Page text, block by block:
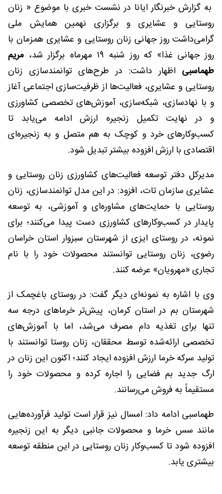
به گزارش خبرنگار ایانا در نشست خبری با موضوع « زنان
روستایی و عشایری و برگزاری نهمین همایش ملی
گرامی‌داشت روز جهانی زنان روستایی و عشایری همزمان با
روز جهانی غذا» که روز شنبه ۱۹ مهرماه برگزار شد،
مریم
طهماسبی اظهار داشت: در طرح‌های توانمندسازی زنان
روستایی و عشایری، فعالیت‌ها از ظرفیت‌سازی اجتماعی آغاز
و با نهادسازی، شبکه‌سازی، آموزش‌های تخصصی کشاورزی
و در نهایت تکمیل زنجیره ارزش ادامه می‌یابد تا
کسب‌وکارهای خرد و کوچک به هم متصل و به زنجیره‌ای
اقتصادی با ارزش افزوده بیشتر تبدیل شود.
مدیرکل دفتر توسعه فعالیت‌های کشاورزی زنان روستایی و
عشایری سازمان تات، افزود: در این مدل توانمندسازی، زنان
روستایی با حمایت‌های مشاوره‌ای و آموزشی، به توسعه
پایدار در کسب‌وکارهای کشاورزی دست پیدا می‌کنند؛ برای
نمونه، در روستای ایزی از شهرستان سبزوار استان خراسان
رضوی، زنان روستایی توانستند محصولات خود را با نام
تجاری «مهرویان» عرضه کنند.
وی با اشاره به نمونه‌ای دیگر گفت: در روستای باغچمک از
شهرستان بم در استان کرمان، پیش‌تر خرماهای درجه سه
تنها برای تغذیه دام مصرف می‌شد، اما با آموزش‌های
تخصصی ارائه‌شده توسط محققان، زنان روستا توانستند با
تولید سرکه خرما ارزش افزوده ایجاد کنند؛ اکنون این زنان در
ارگ جدید بم فضایی را اجاره کرده‌ و محصولات خود را
مستقیماً به فروش می‌رسانند.
طهماسبی ادامه داد: امسال نیز قرار است تولید فرآورده‌هایی
مانند سس خرما و محصولات جانبی دیگر به این زنجیره
افزوده شود تا کسب‌وکار زنان روستایی در این منطقه توسعه
بیشتری یابد.